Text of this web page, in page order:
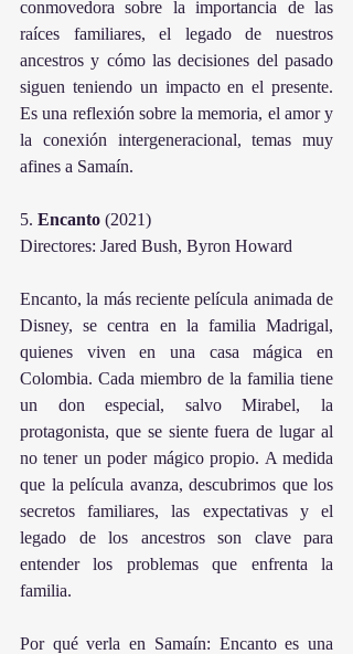
conmovedora sobre la importancia de las
raíces familiares, el legado de nuestros
ancestros y cómo las decisiones del pasado
siguen teniendo un impacto en el presente.
Es una reflexión sobre la memoria, el amor y
la conexión intergeneracional, temas muy
afines a Samaín.
5. Encanto (2021)
Directores: Jared Bush, Byron Howard
Encanto, la más reciente película animada de
Disney, se centra en la familia Madrigal,
quienes viven en una casa mágica en
Colombia. Cada miembro de la familia tiene
un don especial, salvo Mirabel, la
protagonista, que se siente fuera de lugar al
no tener un poder mágico propio. A medida
que la película avanza, descubrimos que los
secretos familiares, las expectativas y el
legado de los ancestros son clave para
entender los problemas que enfrenta la
familia.
Por qué verla en Samaín: Encanto es una